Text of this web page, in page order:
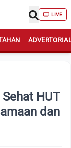
LIVE
HUT
dan